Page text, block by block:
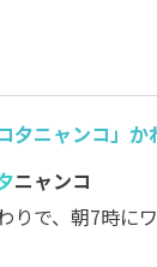
夕ニャンコ」
ニャンコ
りで、朝7時に